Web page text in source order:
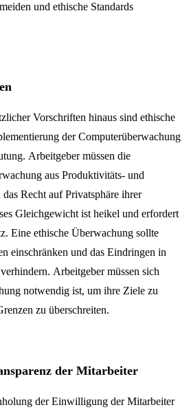
und ethische Standards
Vorschriften hinaus sind ethische
der Computerüberwachung
Arbeitgeber müssen die
aus Produktivitäts- und
Recht auf Privatsphäre ihrer
Gleichgewicht ist heikel und erfordert
Eine ethische Überwachung sollte
einschränken und das Eindringen in
Arbeitgeber müssen sich
notwendig ist, um ihre Ziele zu
zu überschreiten.
der Mitarbeiter
der Einwilligung der Mitarbeiter